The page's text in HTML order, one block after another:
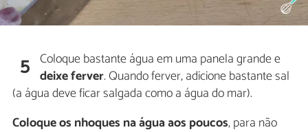
5 Coloque bastante água em uma panela grande e
deixe ferver. Quando ferver, adicione bastante sal
(a água deve ficar salgada como a água do mar).
Coloque os nhoques na água aos poucos, para não